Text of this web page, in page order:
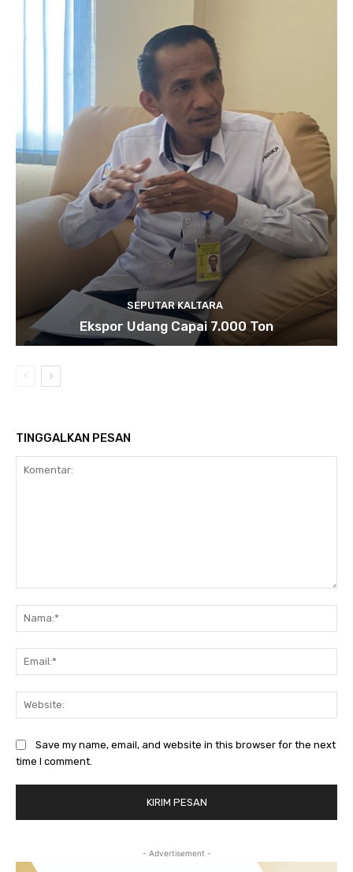
SEPUTAR KALTARA
Ekspor Udang Capai 7.000 Ton
TINGGALKAN PESAN
Save my name, email, and website in this browser for the next
time I comment.
- Advertisement -